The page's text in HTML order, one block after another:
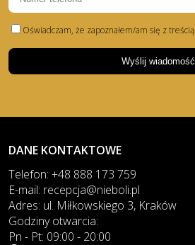
Oświadczam, że zapoznałem/am się z treścią
DANE KONTAKTOWE
Telefon: +48 888 173 759
E-mail: recepcja@nieboli.pl
Adres: ul. Miłkowskiego 3, Kraków
Godziny otwarcia:
Pn - Pt: 09:00 - 20:00